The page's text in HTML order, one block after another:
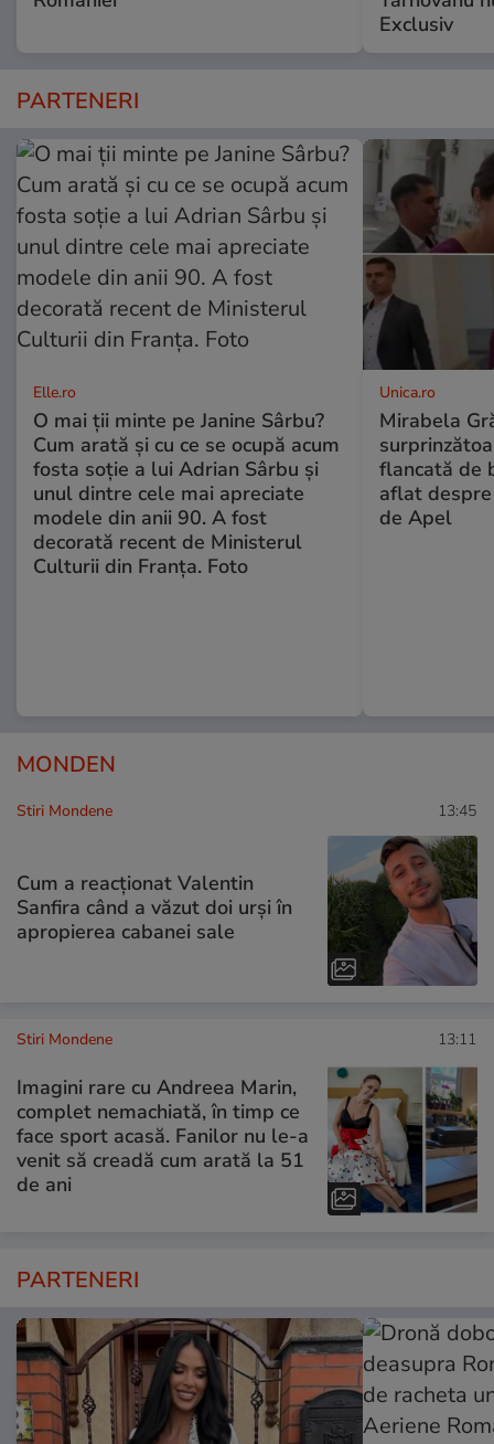
Exclusiv
PARTENERI
Elle.ro
O mai ții minte pe Janine Sârbu?
Cum arată și cu ce se ocupă acum
fosta soție a lui Adrian Sârbu și
unul dintre cele mai apreciate
modele din anii 90. A fost
decorată recent de Ministerul
Culturii din Franța. Foto
Unica.ro
Mirabela
flancată de
aflat
de Apel
MONDEN
Stiri Mondene 13:45
Cum a reacționat Valentin
Sanfira când a văzut doi urși în
apropierea cabanei sale
Stiri Mondene 13:11
Imagini rare cu Andreea Marin,
complet nemachiată, în timp ce
face sport acasă. Fanilor nu le-a
venit să creadă cum arată la 51
de ani
PARTENERI